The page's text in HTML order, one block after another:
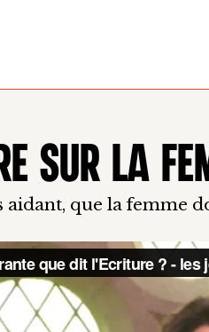
SUR LA
aidant, que la femme